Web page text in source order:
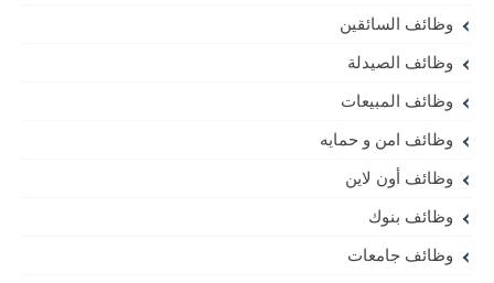
وظائف السائقين
وظائف الصيدلة
وظائف المبيعات
وظائف امن و حمايه
وظائف أون لاين
وظائف بنوك
وظائف جامعات